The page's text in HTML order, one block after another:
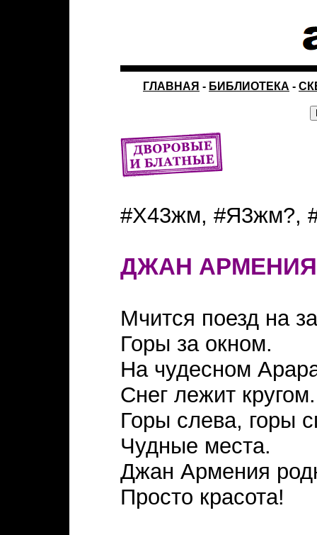
ГЛАВНАЯ - БИБЛИОТЕКА -
#Х43жм, #Я3жм?,
ДЖАН АРМЕНИЯ
Мчится поезд на
Горы за окном.
На чудесном
Снег лежит кругом.
Горы слева, горы
Чудные места.
Джан Армения
Просто красота!